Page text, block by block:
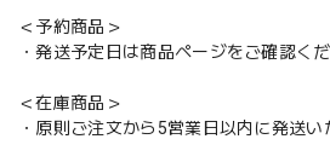
＜予約商品＞
・発送予定日は商品ページをご確認くだ
＜在庫商品＞
・原則ご注文から5営業日以内に発送い